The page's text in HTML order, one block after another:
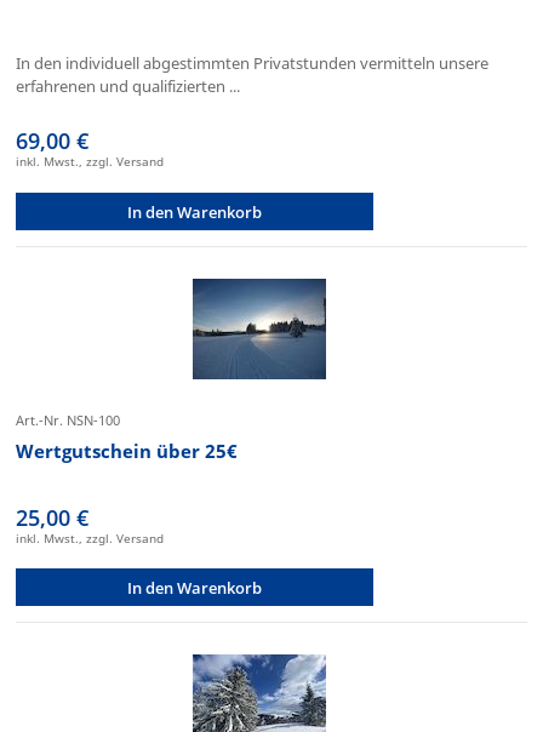
In den individuell abgestimmten Privatstunden vermitteln unsere
erfahrenen und qualifizierten ...
69,00 €
inkl. Mwst., zzgl. Versand
In den Warenkorb
Art.-Nr. NSN-100
Wertgutschein über 25€
25,00 €
inkl. Mwst., zzgl. Versand
In den Warenkorb